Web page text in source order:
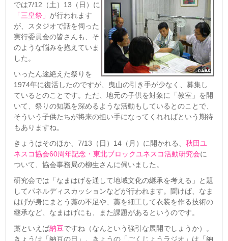
では7/12（土）13（日）に
「三皇祭」 が行われます
が、スタジオで話を伺った
実行委員会の皆さんも、そ
のような悩みを抱えていま
した。
いったん途絶えた祭りを
1974年に復活したのですが、曳山の引き手が少なく、募集し
ているとのことです。ただ、地元の子供を対象に「教室」を開
いて、祭りの知識を深めるような活動もしているとのことで、
そういう子供たちが将来の担い手になってくれればという期待
もありますね。
きょうはそのほか、7/13（日）14（月）に開かれる、秋田ユ
ネスコ協会60周年記念・東北ブロックユネスコ活動研究会に
ついて、協会事務局の柳生さんに伺いました。
研究会では「なまはげを通して地域文化の継承を考える」と題
してパネルディスカッションなどが行われます。聞けば、なま
はげが身にまとう藁の不足や、藁を細工して衣装を作る技術の
継承など、なまはげにも、また課題があるというのです。
藁といえば納豆ですね（なんという強引な展開でしょうか）。
きょうは「納豆の日」。きょうの「ごくじょうラジオ」は「納